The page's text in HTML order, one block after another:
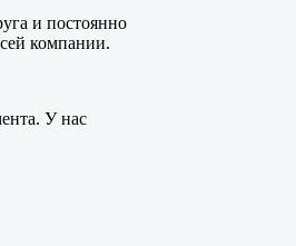
и постоянно
компании.
У нас